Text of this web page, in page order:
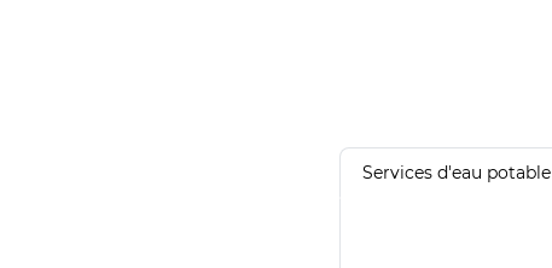
Services d'eau potable